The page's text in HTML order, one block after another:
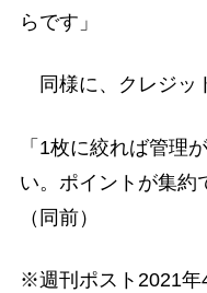
らです」
同様に、クレジッ
「1枚に絞れば管理
い。ポイントが集約
（同前）
※週刊ポスト2021年